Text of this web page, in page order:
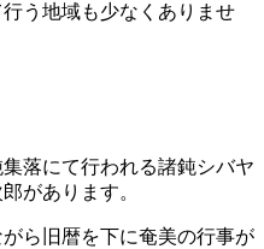
う地域も少なくありませ
落にて行われる諸鈍シバヤ
があります。
ら旧暦を下に奄美の行事が